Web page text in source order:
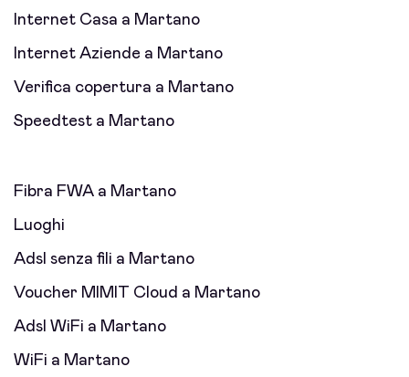
Internet Casa a Martano
Internet Aziende a Martano
Verifica copertura a Martano
Speedtest a Martano
Fibra FWA a Martano
Luoghi
Adsl senza fili a Martano
Voucher MIMIT Cloud a Martano
Adsl WiFi a Martano
WiFi a Martano